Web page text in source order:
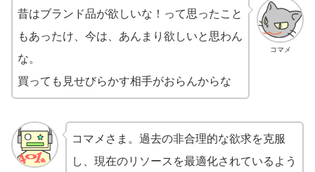
コマメ
昔はブランド品が欲しいな！って思ったこと
もあったけ、今は、あんまり欲しいと思わん
な。
買っても見せびらかす相手がおらんからな
コマメさま。過去の非合理的な欲求を克服
し、現在のリソースを最適化されているよう